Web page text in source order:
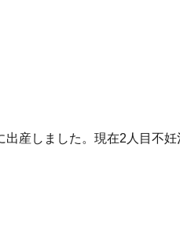
産しました。現在2人目不妊